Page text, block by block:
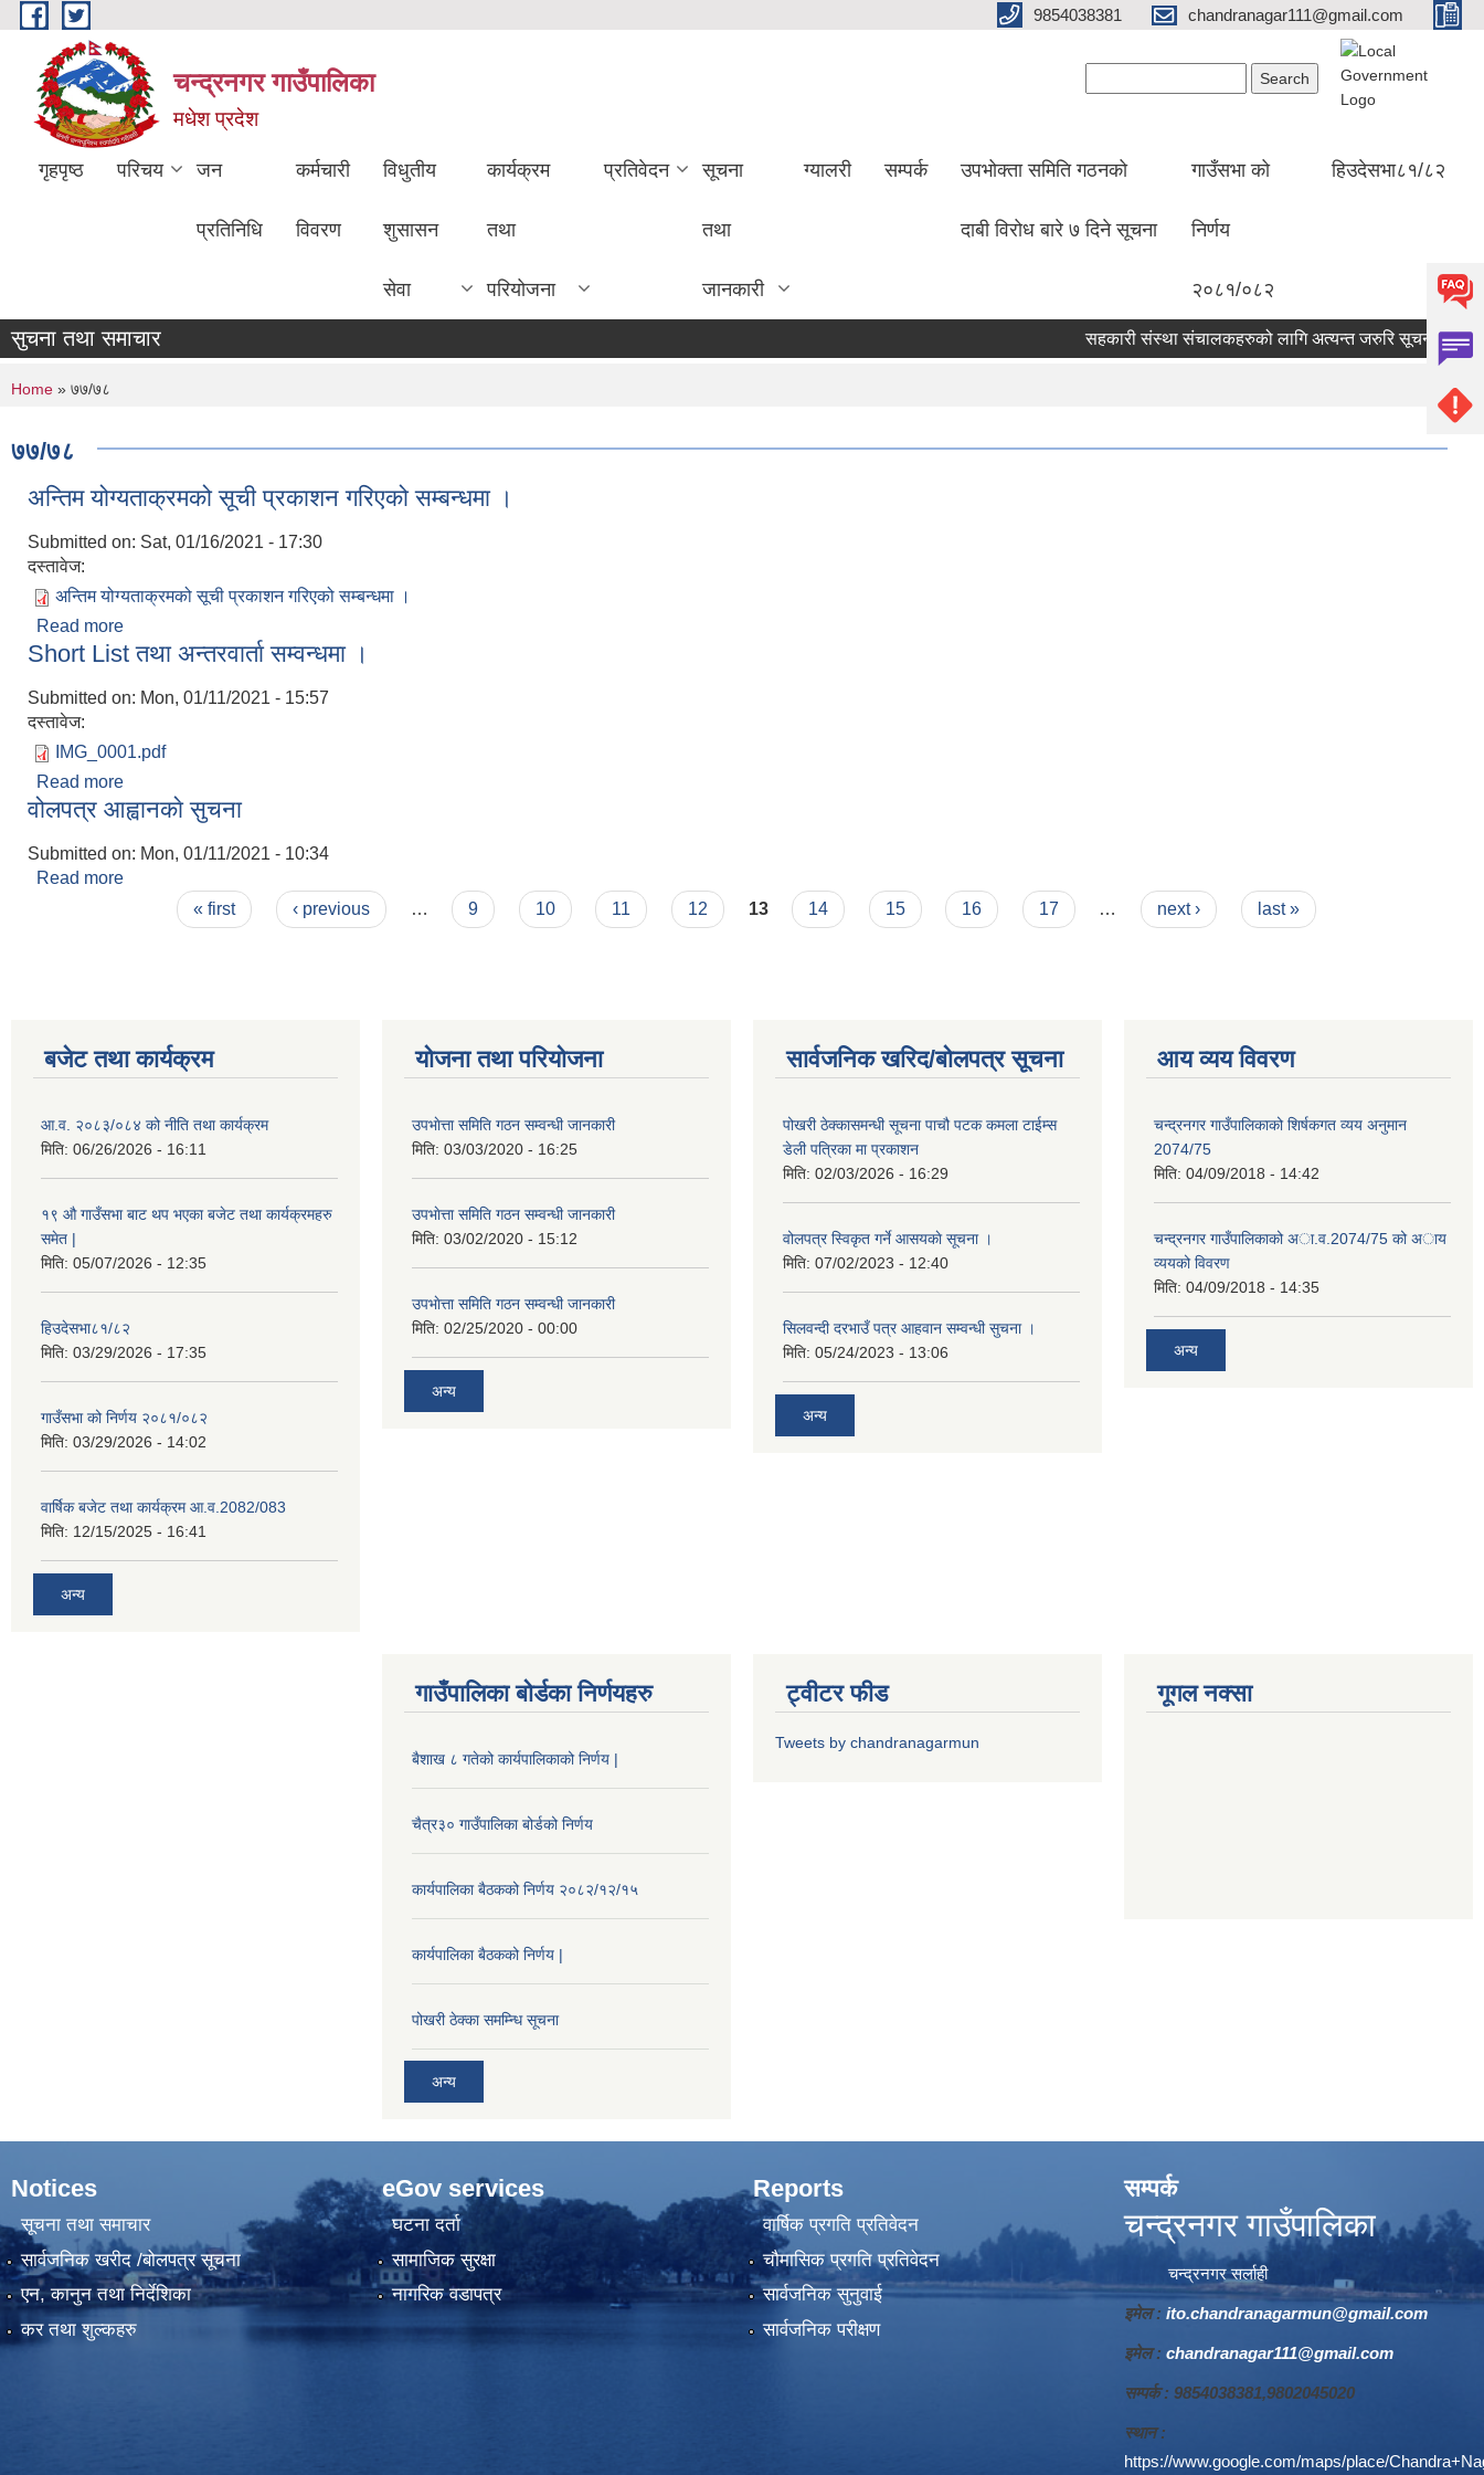
Skip to main content 9854038381 chandranagar111@gmail.com
चन्द्रनगर गाउँपालिका
मधेश प्रदेश
गृहपृष्ठ परिचय जन
प्रतिनिधि
कर्मचारी
विवरण
विधुतीय
शुसासन
सेवा
कार्यक्रम
तथा
परियोजना
प्रतिवेदन सूचना
तथा
जानकारी
ग्यालरी सम्पर्क उपभोक्ता समिति गठनको
दाबी विरोध बारे ७ दिने सूचना
गाउँसभा को
निर्णय
२०८१/०८२
हिउदेसभा८१/८२
सुचना तथा समाचार सहकारी संस्था संचालकहरुको लागि अत्यन्त जरुरि सूचना |
You are here
Home » ७७/७८
७७/७८
अन्तिम योग्यताक्रमको सूची प्रकाशन गरिएको सम्बन्धमा ।
Submitted on: Sat, 01/16/2021 - 17:30
दस्तावेज:
अन्तिम योग्यताक्रमको सूची प्रकाशन गरिएको सम्बन्धमा ।
Read more
Short List तथा अन्तरवार्ता सम्वन्धमा ।
Submitted on: Mon, 01/11/2021 - 15:57
दस्तावेज:
IMG_0001.pdf
Read more
वोलपत्र आह्वानकाे सुचना
Submitted on: Mon, 01/11/2021 - 10:34
Read more
« first ‹ previous … 9 10 11 12 13 14 15 16 17 … next › last »
बजेट तथा कार्यक्रम
आ.व. २०८३/०८४ को नीति तथा कार्यक्रम
मिति: 06/26/2026 - 16:11
१९ औ गाउँसभा बाट थप भएका बजेट तथा कार्यक्रमहरु
समेत |
मिति: 05/07/2026 - 12:35
हिउदेसभा८१/८२
मिति: 03/29/2026 - 17:35
गाउँसभा को निर्णय २०८१/०८२
मिति: 03/29/2026 - 14:02
वार्षिक बजेट तथा कार्यक्रम आ.व.2082/083
मिति: 12/15/2025 - 16:41
अन्य
योजना तथा परियोजना
उपभाेत्ता समिति गठन सम्वन्धी जानकारी
मिति: 03/03/2020 - 16:25
उपभाेत्ता समिति गठन सम्वन्धी जानकारी
मिति: 03/02/2020 - 15:12
उपभाेत्ता समिति गठन सम्वन्धी जानकारी
मिति: 02/25/2020 - 00:00
अन्य
सार्वजनिक खरिद/बोलपत्र सूचना
पोखरी ठेक्कासमन्धी सूचना पाचौ पटक कमला टाईम्स
डेली पत्रिका मा प्रकाशन
मिति: 02/03/2026 - 16:29
वोलपत्र स्विकृत गर्ने आसयकाे सूचना ।
मिति: 07/02/2023 - 12:40
सिलवन्दी दरभाउँ पत्र आहवान सम्वन्धी सुचना ।
मिति: 05/24/2023 - 13:06
अन्य
आय व्यय विवरण
चन्द्रनगर गाउँपालिकाको शिर्षकगत व्यय अनुमान
2074/75
मिति: 04/09/2018 - 14:42
चन्द्रनगर गाउँपालिकाको अा‍‍‍.व.2074/75 को अाय
व्ययको विवरण
मिति: 04/09/2018 - 14:35
अन्य
गाउँपालिका बोर्डका निर्णयहरु
बैशाख ८ गतेको कार्यपालिकाको निर्णय |
चैत्र३० गाउँपालिका बोर्डको निर्णय
कार्यपालिका बैठकको निर्णय २०८२/१२/१५
कार्यपालिका बैठकको निर्णय |
पोखरी ठेक्का समम्न्धि सूचना
अन्य
ट्वीटर फीड
Tweets by chandranagarmun
गूगल नक्सा
Notices
सूचना तथा समाचार
सार्वजनिक खरीद /बोलपत्र सूचना
एन, कानुन तथा निर्देशिका
कर तथा शुल्कहरु
eGov services
घटना दर्ता
सामाजिक सुरक्षा
नागरिक वडापत्र
Reports
वार्षिक प्रगति प्रतिवेदन
चौमासिक प्रगति प्रतिवेदन
सार्वजनिक सुनुवाई
सार्वजनिक परीक्षण
सम्पर्क
चन्द्रनगर गाउँपालिका
चन्द्रनगर सर्लाही
इमेल : ito.chandranagarmun@gmail.com
इमेल : chandranagar111@gmail.com
सम्पर्क : 9854038381,9802045020
स्थान :
https://www.google.com/maps/place/